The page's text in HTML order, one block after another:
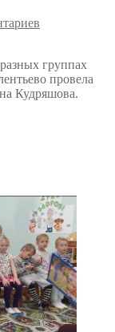
группах
провела
Кудряшова.